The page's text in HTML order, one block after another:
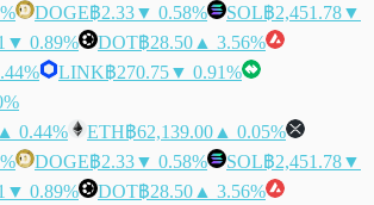
DOGE฿2.33▼ 0.58% SOL฿2,451.78▼
▼ 0.89% DOT฿28.50 ▲ 3.56%
LINK฿270.75▼ 0.91%
▲ 0.44% ETH฿62,139.00 ▲ 0.05%
DOGE฿2.33▼ 0.58% SOL฿2,451.78▼
▼ 0.89% DOT฿28.50 ▲ 3.56%